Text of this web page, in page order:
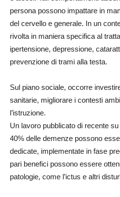
persona possono impattare in
del cervello e generale. In un
rivolta in maniera specifica al
ipertensione, depressione,
prevenzione di trami alla testa.
Sul piano sociale, occorre
sanitarie, migliorare i contesti
l’istruzione.
Un lavoro pubblicato di recente
40% delle demenze possono
dedicate, implementate in fase
pari benefici possono essere
patologie, come l’ictus e altri